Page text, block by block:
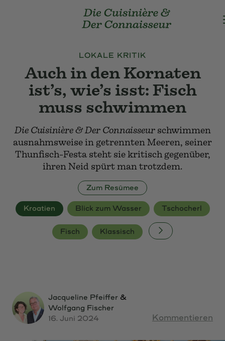
Landmarks Navigation
Skip to main navigation,Accesskey
Home-Die Cuisinière und Der
Gesamt-Kost
Weltkarte
Genres
Lokale A-Z
LexiCuC
FAQ
Newsletter
LOKALE KRITIK
Auch in den Kornaten
ist’s, wie’s isst: Fisch
muss schwimmen
Die Cuisinière & Der Connaisseurschwimmen
ausnahmsweise in getrennten Meeren, seiner
Thunfisch-Festa steht sie kritisch gegenüber,
ihren Neid spürt man trotzdem.
Zum Resümee
Kroatien Blick zum Wasser Tschocherl
Fisch Klassisch
Jacqueline Pfeiffer &
Wolfgang Fischer
16. Juni 2024
Kommentieren